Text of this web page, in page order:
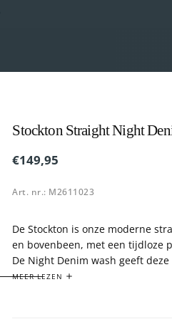
Stockton Straight Night
€149,95
Reguliere
€149,95
Art. nr.: M2611023
De Stockton is onze moderne
en bovenbeen, met een tijdloze
De Night Denim wash geeft
uitstraling die moeiteloos
MEER LEZEN